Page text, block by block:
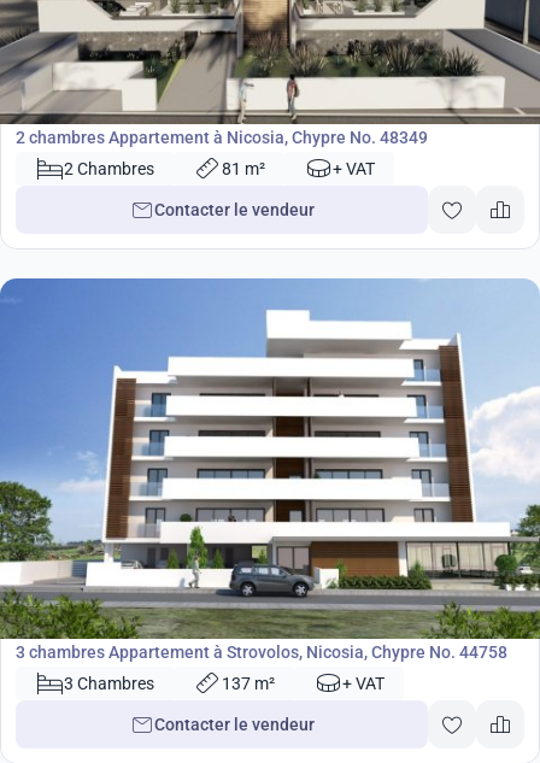
€198 000
Appartement
2 chambres Appartement à Nicosia, Chypre No. 48349
2 Chambres
81 m² + VAT
Contacter le vendeur
€459 000
Appartement
3 chambres Appartement à Strovolos, Nicosia, Chypre No. 44758
3 Chambres
137 m² + VAT
Contacter le vendeur